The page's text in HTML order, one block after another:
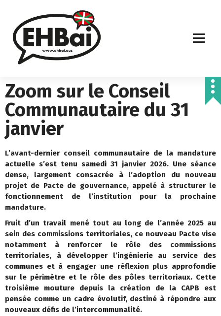
Zoom sur le Conseil
Communautaire du 31
janvier
L’avant-dernier conseil communautaire de la mandature
actuelle s’est tenu samedi 31 janvier 2026. Une séance
dense, largement consacrée à l’adoption du nouveau
projet de Pacte de gouvernance, appelé à structurer le
fonctionnement de l’institution pour la prochaine
mandature.
Fruit d’un travail mené tout au long de l’année 2025 au
sein des commissions territoriales, ce nouveau Pacte vise
notamment à renforcer le rôle des commissions
territoriales, à développer l’ingénierie au service des
communes et à engager une réflexion plus approfondie
sur le périmètre et le rôle des pôles territoriaux. Cette
troisième mouture depuis la création de la CAPB est
pensée comme un cadre évolutif, destiné à répondre aux
nouveaux défis de l’intercommunalité.